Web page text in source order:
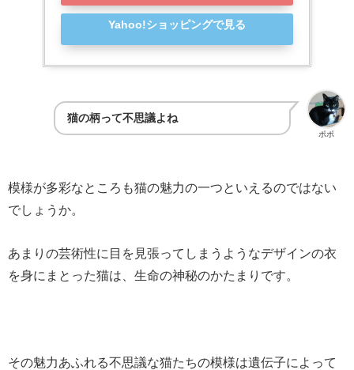
Yahoo!ショッピングで見る
ポポ
猫の柄って不思議よね
模様が多彩なところも猫の魅力の一つといえるのではない
でしょうか。
あまりの芸術性に目を見張ってしまうようなデザインの衣
を身にまとった猫は、生命の神秘のかたまりです。
その魅力あふれる不思議な猫たちの模様は遺伝子によって